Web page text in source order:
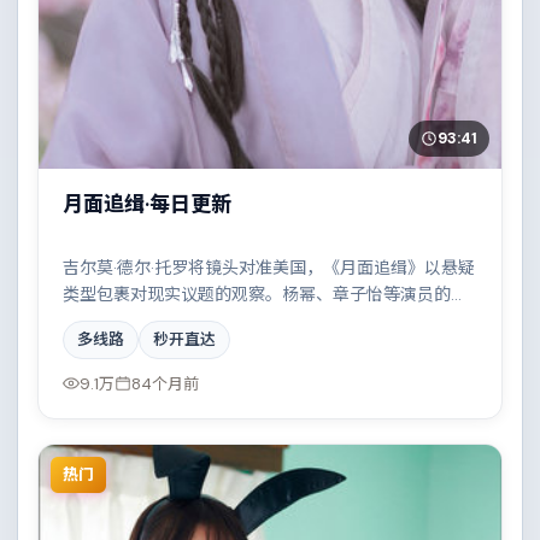
93:41
月面追缉·每日更新
吉尔莫·德尔·托罗将镜头对准美国，《月面追缉》以悬疑
类型包裹对现实议题的观察。杨幂、章子怡等演员的表
演层次丰富，小人物在时代洪流中的抉择令人唏嘘。全
片在类型元素与人文关怀之间取得平衡。
多线路 秒开直达
9.1万 84个月前
热门